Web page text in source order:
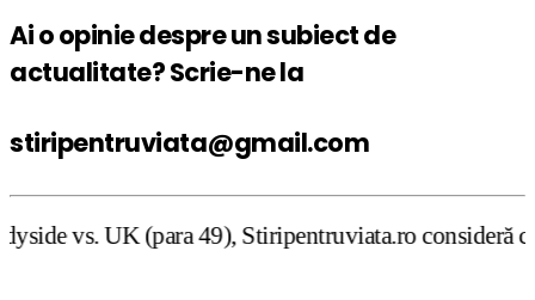
Ai o opinie despre un subiect de
actualitate? Scrie-ne la
stiripentruviata@gmail.com
49), Stiripentruviata.ro consideră că